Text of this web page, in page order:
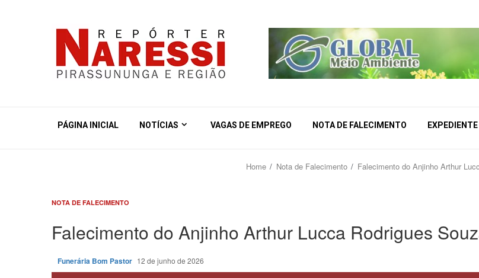
PÁGINA INICIAL NOTÍCIAS VAGAS DE EMPREGO NOTA DE FALECIMENTO EXPEDIENTE
Home Nota de Falecimento Falecimento do Anjinho Arthur
NOTA DE FALECIMENTO
Falecimento do Anjinho Arthur Lucca Rodrigues
Funerária Bom Pastor 12 de junho de 2026